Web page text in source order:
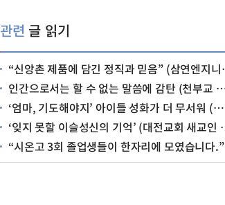
관련 글 읽기
“신앙촌 제품에 담긴 정직과 믿음” (삼연엔지니어링 유재윤 사장)
인간으로서는 할 수 없는 말씀에 감탄 (천부교 50년 다큐 제작 이경태 감독)
‘엄마, 기도해야지’ 아이들 성화가 더 무서워 (서영호 씨 가족)
‘잊지 못할 이슬성신의 기억’ (대전교회 새교인 곽재순 씨)
“시온고 3회 졸업생들이 한자리에 모였습니다.”